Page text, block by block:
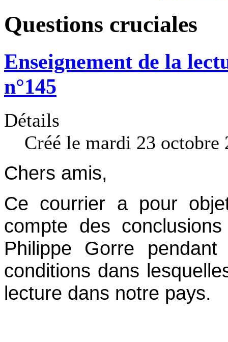
Questions cruciales
Enseignement de la
n°145
Détails
Créé le mardi 23 octobre
Chers amis,
Ce courrier a pour
compte des
Philippe Gorre
conditions dans
lecture dans notre pays.